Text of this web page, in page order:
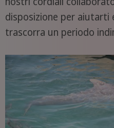
disposizione per aiutarti
trascorra un periodo